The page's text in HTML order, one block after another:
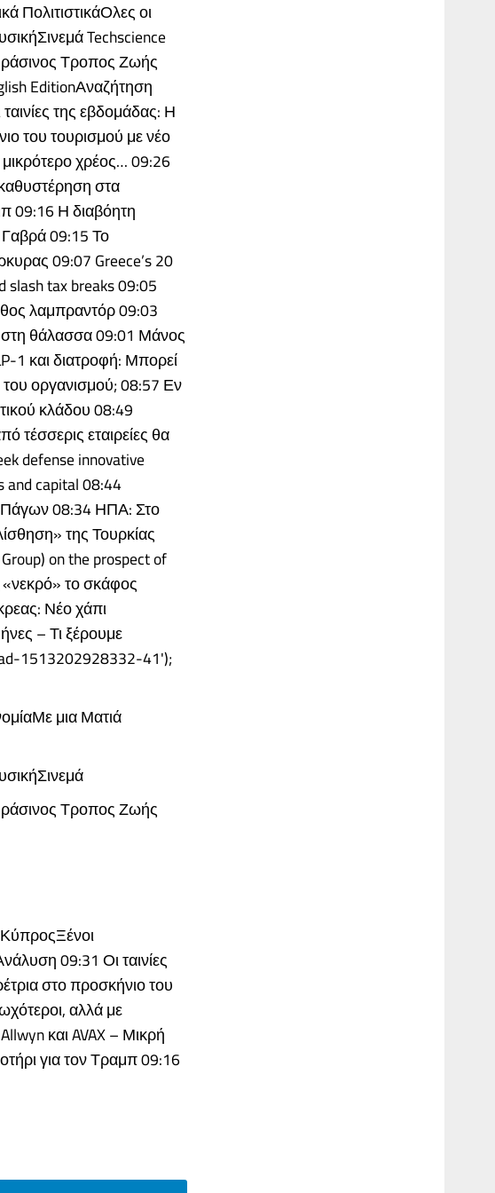
ΠολιτιστικάΟλες οι
Techscience
Τροπος Ζωής
EditionΑναζήτηση
της εβδομάδας: Η
του τουρισμού με νέο
χρέος… 09:26
στα
09:16 Η διαβόητη
09:15 Το
09:07 Greece’s 20
slash tax breaks 09:05
λαμπραντόρ 09:03
στη θάλασσα 09:01 Μάνος
1 και διατροφή: Μπορεί
οργανισμού; 08:57 Εν
κλάδου 08:49
τέσσερις εταιρείες θα
defense innovative
and capital 08:44
Πάγων 08:34 ΗΠΑ: Στο
της Τουρκίας
on the prospect of
το σκάφος
Νέο χάπι
– Τι ξέρουμε
1513202928332-41');
μια Ματιά
Τροπος Ζωής
09:31 Οι ταινίες
στο προσκήνιο του
αλλά με
και AVAX – Μικρή
για τον Τραμπ 09:16